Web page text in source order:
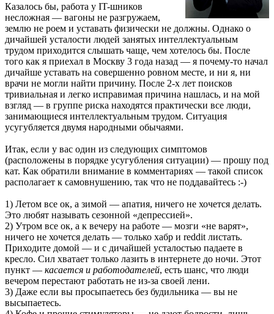
Казалось бы, работа у IT-шников
несложная — вагоны не разгружаем,
землю не роем и уставать физически не должны. Однако о
дичайшей усталости людей занятых интеллектуальным
трудом приходится слышать чаще, чем хотелось бы. После
того как я приехал в Москву 3 года назад — я почему-то начал
дичайше уставать на совершенно ровном месте, и ни я, ни
врачи не могли найти причину. После 2-х лет поисков
тривиальная и легко исправимая причина нашлась, и на мой
взгляд — в группе риска находятся практически все люди,
занимающиеся интеллектуальным трудом. Ситуация
усугубляется двумя народными обычаями.
Итак, если у вас один из следующих симптомов
(расположены в порядке усугубления ситуации) — прошу под
кат. Как обратили внимание в комментариях — такой список
располагает к самовнушению, так что не поддавайтесь :-)
1) Летом все ок, а зимой — апатия, ничего не хочется делать.
Это любят называть сезонной «депрессией».
2) Утром все ок, а к вечеру на работе — мозги «не варят»,
ничего не хочется делать — только хабр и reddit листать.
Приходите домой — и с дичайшей усталостью падаете в
кресло. Сил хватает только лазить в интернете до ночи. Этот
пункт — касается и работодателей, есть шанс, что люди
вечером перестают работать не из-за своей лени.
3) Даже если вы просыпаетесь без будильника — вы не
высыпаетесь.